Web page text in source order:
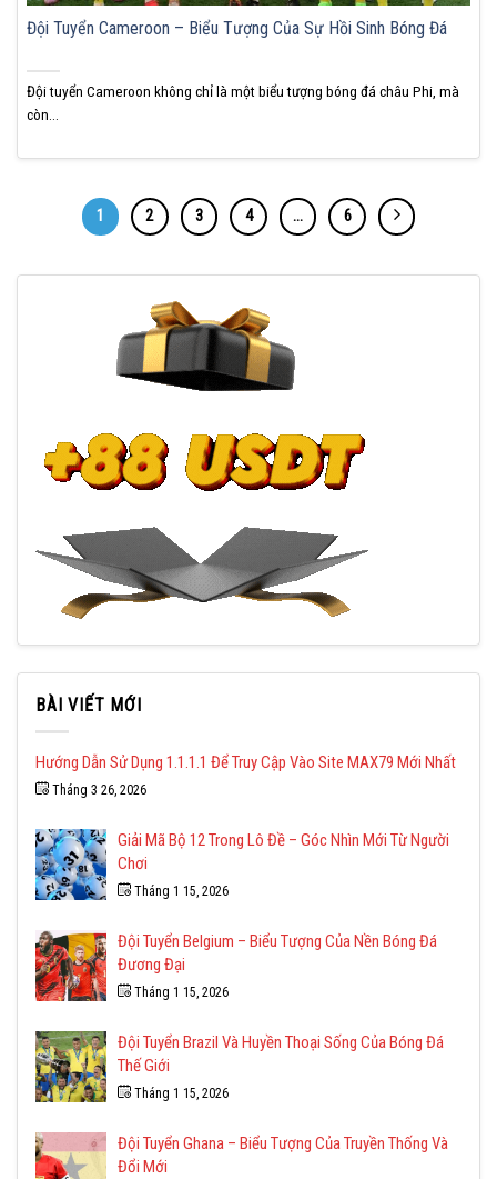
Đội Tuyển Cameroon – Biểu Tượng Của Sự Hồi Sinh Bóng Đá
Đội tuyển Cameroon không chỉ là một biểu tượng bóng đá châu Phi, mà
còn...
1 2 3 4 … 6
BÀI VIẾT MỚI
Hướng Dẫn Sử Dụng 1.1.1.1 Để Truy Cập Vào Site MAX79 Mới Nhất
Tháng 3 26, 2026
Giải Mã Bộ 12 Trong Lô Đề – Góc Nhìn Mới Từ Người
Chơi
Tháng 1 15, 2026
Đội Tuyển Belgium – Biểu Tượng Của Nền Bóng Đá
Đương Đại
Tháng 1 15, 2026
Đội Tuyển Brazil Và Huyền Thoại Sống Của Bóng Đá
Thế Giới
Tháng 1 15, 2026
Đội Tuyển Ghana – Biểu Tượng Của Truyền Thống Và
Đổi Mới